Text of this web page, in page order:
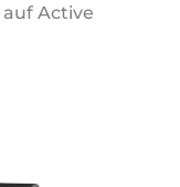
Active